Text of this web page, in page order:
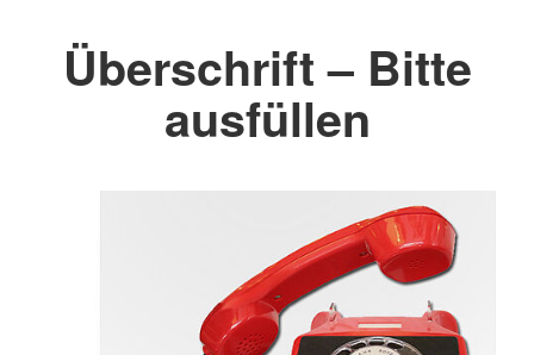
Überschrift – Bitte
ausfüllen